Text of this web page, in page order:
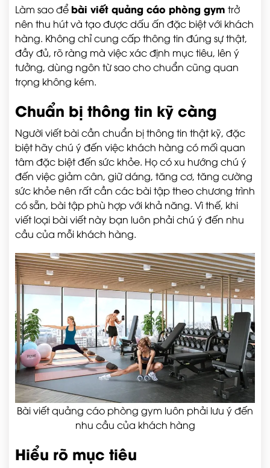
Làm sao để bài viết quảng cáo phòng gym trở
nên thu hút và tạo được dấu ấn đặc biệt với khách
hàng. Không chỉ cung cấp thông tin đúng sự thật,
đầy đủ, rõ ràng mà việc xác định mục tiêu, lên ý
tưởng, dùng ngôn từ sao cho chuẩn cũng quan
trọng không kém.
Chuẩn bị thông tin kỹ càng
Người viết bài cần chuẩn bị thông tin thật kỹ, đặc
biệt hãy chú ý đến việc khách hàng có mối quan
tâm đặc biệt đến sức khỏe. Họ có xu hướng chú ý
đến việc giảm cân, giữ dáng, tăng cơ, tăng cường
sức khỏe nên rất cần các bài tập theo chương trình
có sẵn, bài tập phù hợp với khả năng. Vì thế, khi
viết loại bài viết này bạn luôn phải chú ý đến nhu
cầu của mỗi khách hàng.
Bài viết quảng cáo phòng gym luôn phải lưu ý đến
nhu cầu của khách hàng
Hiểu rõ mục tiêu